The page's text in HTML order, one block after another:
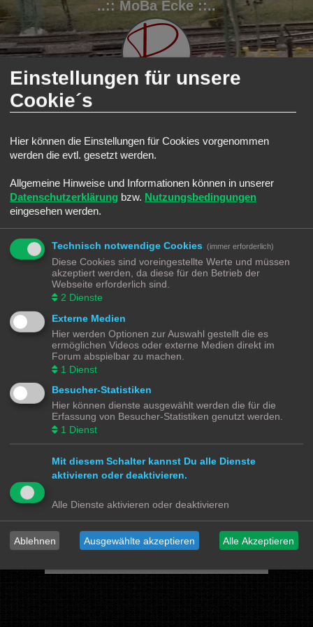
..:: MoBa Ecke ::..
FAQ Registrieren
Modellbahnforum Forum
Alle Cookies löschen
Bist du dir sicher, dass du alle Cookies des Boards löschen möchtest?
Modellbahnforum Forum Alle Zeiten sindUTC+02:00
Powered by phpBB® Forum Software © phpBB Limited
Deutsche Übersetzung durchphpBB.de
Datenschutz| Nutzungsbedingungen
Webseiten
Das Mittelleiter Magazin
Olli's Modellbahn Seite
Von Klockenstedt über Bürenwerder nach Klingsiel
Social Media
Bimm MOBA TV <- YouTube
lenasmodellbahn <- Instagram
Länderbahnzeit im Modell <- Facebook
mo87.de Infos und News zur H0 Straßenfahrzeuge
Hamburger Hochbahn Modelle
Einstellungen für unsere
Cookie´s
Hier können die Einstellungen für Cookies vorgenommen
werden die evtl. gesetzt werden.
Allgemeine Hinweise und Informationen können in unserer
Datenschutzerklärung bzw. Nutzungsbedingungen
eingesehen werden.
Technisch notwendige Cookies (immer erforderlich)
Diese Cookies sind voreingestellte Werte und müssen
akzeptiert werden, da diese für den Betrieb der
Webseite erforderlich sind.
2 Dienste
Externe Medien
Hier werden Optionen zur Auswahl gestellt die es
ermöglichen Videos oder externe Medien direkt im
Forum abspielbar zu machen.
1 Dienst
Besucher-Statistiken
Hier können dienste ausgewählt werden die für die
Erfassung von Besucher-Statistiken genutzt werden.
1 Dienst
Mit diesem Schalter kannst Du alle Dienste
aktivieren oder deaktivieren.
Alle Dienste aktivieren oder deaktivieren
Ablehnen Ausgewählte akzeptieren Alle Akzeptieren